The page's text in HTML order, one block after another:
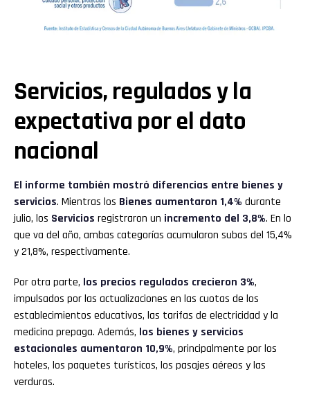
Servicios, regulados y la
expectativa por el dato
nacional
El informe también mostró diferencias entre bienes y
servicios. Mientras los Bienes aumentaron 1,4% durante
julio, los Servicios registraron un incremento del 3,8%. En lo
que va del año, ambas categorías acumularon subas del 15,4%
y 21,8%, respectivamente.
Por otra parte, los precios regulados crecieron 3%,
impulsados por las actualizaciones en las cuotas de los
establecimientos educativos, las tarifas de electricidad y la
medicina prepaga. Además, los bienes y servicios
estacionales aumentaron 10,9%, principalmente por los
hoteles, los paquetes turísticos, los pasajes aéreos y las
verduras.